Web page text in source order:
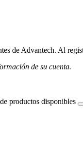
de Advantech. Al
de su cuenta.
productos disponibles